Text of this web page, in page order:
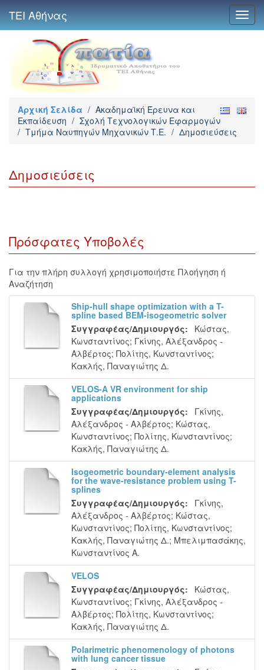
ΤΕΙ Αθήνας
Αρχική Σελίδα / Ακαδημαϊκή Έρευνα και
Εκπαίδευση / Σχολή Τεχνολογικών Εφαρμογών
/ Τμήμα Ναυπηγών Μηχανικών Τ.Ε. / Δημοσιεύσεις
Δημοσιεύσεις
Πρόσφατες Υποβολές
Για την πλήρη συλλογή χρησιμοποιήστε Πλοήγηση ή
Αναζήτηση
Ship-hull shape optimization with a T-
spline based BEM-isogeometric solver
Συγγραφέας/Δημιουργός:
Κώστας,
Κωνσταντίνος; Γκίνης, Αλέξανδρος -
Αλβέρτος; Πολίτης, Κωνσταντίνος;
Κακλής, Παναγιώτης Δ.
VELOS-A VR environment for ship
applications
Συγγραφέας/Δημιουργός:
Γκίνης,
Αλέξανδρος - Αλβέρτος; Κώστας,
Κωνσταντίνος; Πολίτης, Κωνσταντίνος;
Κακλής, Παναγιώτης Δ.
Isogeometric boundary-element analysis
for the wave-resistance problem using T-
splines
Συγγραφέας/Δημιουργός:
Γκίνης,
Αλέξανδρος - Αλβέρτος; Κώστας,
Κωνσταντίνος; Πολίτης, Κωνσταντίνος;
Κακλής, Παναγιώτης Δ.; Μπελιμπασάκης,
Κωνσταντίνος Α.
VELOS
Συγγραφέας/Δημιουργός:
Κώστας,
Κωνσταντίνος; Γκίνης, Αλέξανδρος -
Αλβέρτος; Πολίτης, Κωνσταντίνος;
Κακλής, Παναγιώτης Δ.
Polarimetric phenomenology of photons
with lung cancer tissue